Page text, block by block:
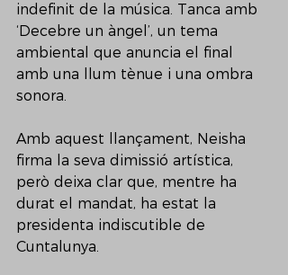
indefinit de la música. Tanca amb
‘Decebre un àngel’, un tema
ambiental que anuncia el final
amb una llum tènue i una ombra
sonora.
Amb aquest llançament, Neisha
firma la seva dimissió artística,
però deixa clar que, mentre ha
durat el mandat, ha estat la
presidenta indiscutible de
Cuntalunya.